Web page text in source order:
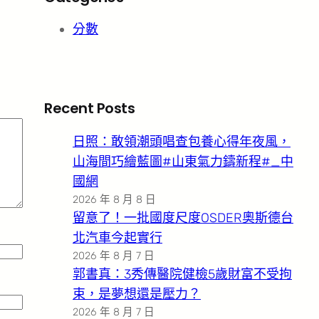
分數
Recent Posts
日照：敢領潮頭唱查包養心得年夜風，
山海間巧繪藍圖#山東氣力鑄新程#_中
國網
2026 年 8 月 8 日
留意了！一批國度尺度OSDER奧斯德台
北汽車今起實行
2026 年 8 月 7 日
郭書真：3秀傳醫院健檢5歲財富不受拘
束，是夢想還是壓力？
2026 年 8 月 7 日